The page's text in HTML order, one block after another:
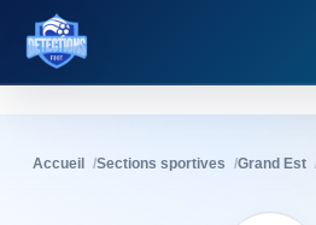
Détections Foot
Accueil Sections sportives Grand Est